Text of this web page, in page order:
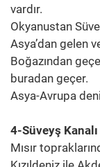
vardır.
Okyanustan
Asya’dan gelen
Boğazından
buradan geçer.
Asya-Avrupa
4-Süveyş Kanalı
Mısır